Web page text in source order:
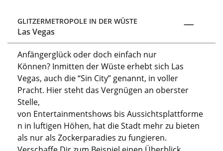
GLITZERMETROPOLE IN DER WÜSTE
Las Vegas
Anfängerglück oder doch einfach nur
Können? Inmitten der Wüste erhebt sich Las
Vegas, auch die“Sin City” genannt, in voller
Pracht. Hier steht das Vergnügen an oberster
Stelle,
von Entertainmentshows bis Aussichtsplattforme
n in luftigen Höhen, hat die Stadt mehr zu bieten
als nurals Zockerparadies zu fungieren.